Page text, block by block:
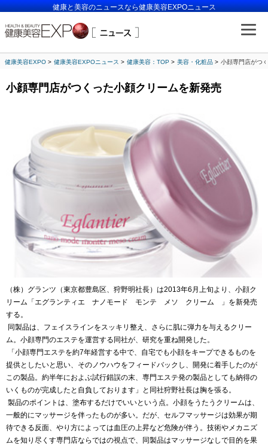
健康と美容のニュースなら健康美容EXPOニュース
健康美容EXPO 健康美容EXPOニュース 健康美容：TOP 美容・化粧品 小顔専門店がつ
小顔専門店がつくった小顔クリームを新発売
（株）グランツ（東京都豊島区、狩野明社長）は2013年6月上旬より、小顔ク
リーム「エグランティエ ナノモード モンテ メソ クリーム 」を新発売
する。
同製品は、フェイスラインをスッキリ整え、さらに肌に弾力を与えるクリー
ム。小顔専門のエステを運営する同社が、研究を重ね開発した。
「小顔専門エステを約7年経営する中で、自宅でも小顔をキープできるものを
提供としたいと思い、そのノウハウをフィードバックし、開発に着手したのが
この製品。約半年におよぶ試行錯誤の末、専門エステ発の製品としても納得の
いくものが完成したと自負しております」と同社狩野社長は胸を張る。
製品のポイントは、塗布するだけでいいという点。小顔をうたうクリームは、
一般的にマッサージを伴ったものが多い。だが、セルフマッサージは効果が期
待できる反面、やり方によっては血圧の上昇など危険が伴う。技術やメカニズ
ムを知り尽くす専門店ならではの視点で、同製品はマッサージなしで目的を果